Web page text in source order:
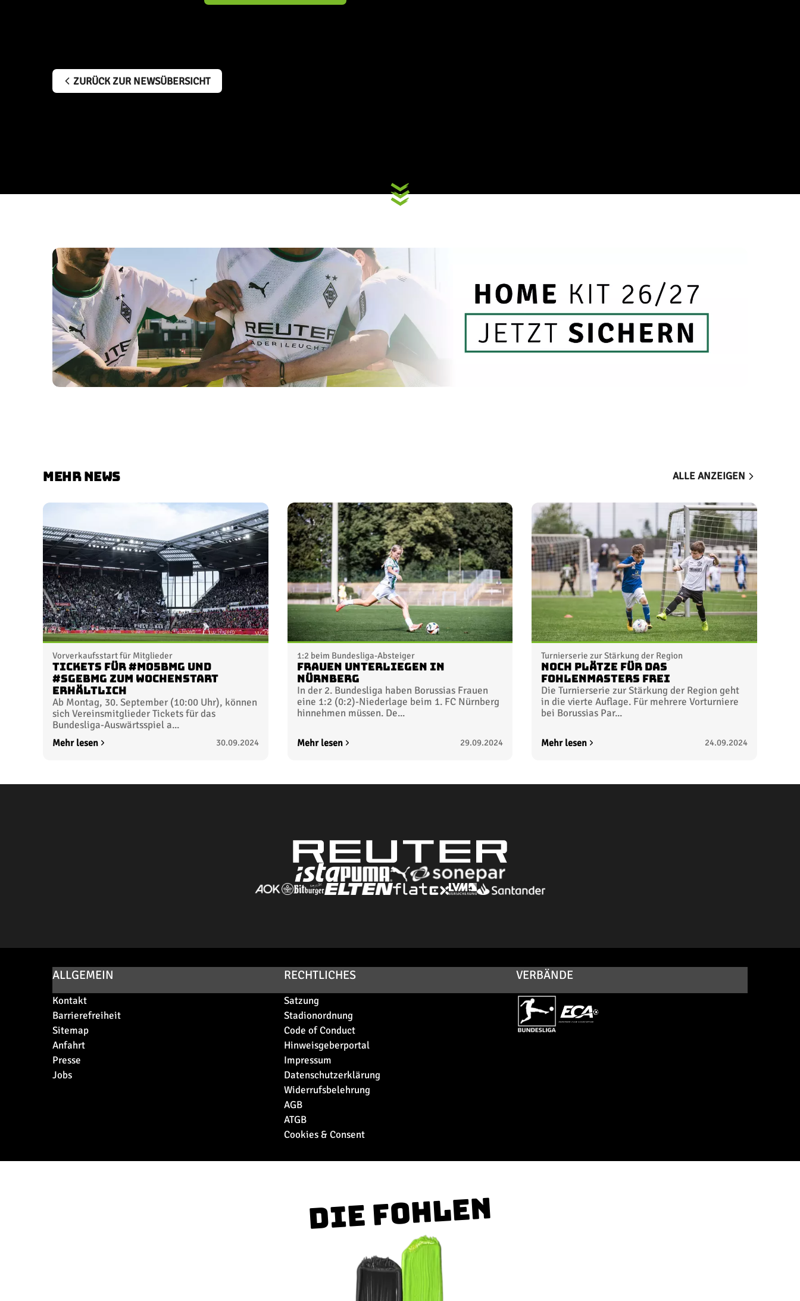
ZURÜCK ZUR NEWSÜBERSICHT
MEHR NEWS ALLE ANZEIGEN
Vorverkaufsstart für Mitglieder
Tickets für #M05BMG und
#SGEBMG zum Wochenstart
erhältlich
Ab Montag, 30. September (10:00 Uhr), können
sich Vereinsmitglieder Tickets für das
Bundesliga-Auswärtsspiel a...
Mehr lesen 30.09.2024
1:2 beim Bundesliga-Absteiger
Frauen unterliegen in
Nürnberg
In der 2. Bundesliga haben Borussias Frauen
eine 1:2 (0:2)-Niederlage beim 1. FC Nürnberg
hinnehmen müssen. De...
Mehr lesen 29.09.2024
Turnierserie zur Stärkung der Region
Noch Plätze für das
FohlenMasters frei
Die Turnierserie zur Stärkung der Region geht
in die vierte Auflage. Für mehrere Vorturniere
bei Borussias Par...
Mehr lesen 24.09.2024
ALLGEMEIN
Kontakt
Barrierefreiheit
Sitemap
Anfahrt
Presse
Jobs
RECHTLICHES
Satzung
Stadionordnung
Code of Conduct
Hinweisgeberportal
Impressum
Datenschutzerklärung
Widerrufsbelehrung
AGB
ATGB
Cookies & Consent
VERBÄNDE
Die Fohlen